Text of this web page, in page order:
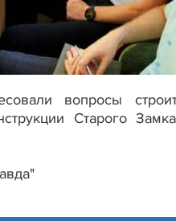
вопросы
Старого